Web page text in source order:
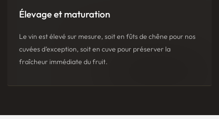
Élevage et maturation
Le vin est élevé sur mesure, soit en fûts de chêne pour nos
cuvées d’exception, soit en cuve pour préserver la
fraîcheur immédiate du fruit.